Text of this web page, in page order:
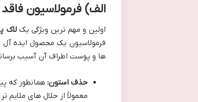
الف) فرمولاسیون
اولین و مهم ترین ویژگی یکلاک
فرمولاسیون یک محصول ایده آل
ها و پوست اطراف آن آسیب
حذف استون: همانطور که
معمولاً از حلال های ملایم